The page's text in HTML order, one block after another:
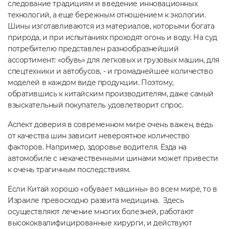
следование традициям и введение инновационных
технологий, а еще бережным отношением к экологии.
Шины изготавливаются из материалов, которыми богата
природа, и при испытаниях проходят огонь и воду. На суд
потребителю представлен разнообразнейший
ассортимент: «обувь» для легковых и грузовых машин, для
спецтехники и автобусов, - и громаднейшее количество
моделей в каждом виде продукции. Поэтому,
обратившись к китайским производителям, даже самый
взыскательный покупатель удовлетворит спрос.
Аспект доверия в современном мире очень важен, ведь
от качества шин зависит невероятное количество
факторов. Например, здоровье водителя. Езда на
автомобиле с некачественными шинами может привести
к очень трагичным последствиям.
Если Китай хорошо «обувает машины» во всем мире, то в
Израиле превосходно развита медицина. Здесь
осуществляют лечение многих болезней, работают
высококвалифицированные хирурги, и действуют